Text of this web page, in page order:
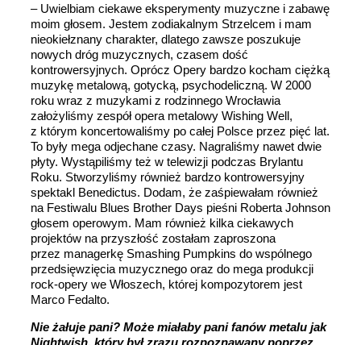
– Uwielbiam ciekawe eksperymenty muzyczne i zabawę
moim głosem. Jestem zodiakalnym Strzelcem i mam
nieokiełznany charakter, dlatego zawsze poszukuje
nowych dróg muzycznych, czasem dość
kontrowersyjnych. Oprócz Opery bardzo kocham ciężką
muzykę metalową, gotycką, psychodeliczną. W 2000
roku wraz z muzykami z rodzinnego Wrocławia
założyliśmy zespół opera metalowy Wishing Well,
z którym koncertowaliśmy po całej Polsce przez pięć lat.
To były mega odjechane czasy. Nagraliśmy nawet dwie
płyty. Wystąpiliśmy też w telewizji podczas Brylantu
Roku. Stworzyliśmy również bardzo kontrowersyjny
spektakl Benedictus. Dodam, że zaśpiewałam również
na Festiwalu Blues Brother Days pieśni Roberta Johnson
głosem operowym. Mam również kilka ciekawych
projektów na przyszłość zostałam zaproszona
przez managerkę Smashing Pumpkins do wspólnego
przedsięwzięcia muzycznego oraz do mega produkcji
rock-opery we Włoszech, której kompozytorem jest
Marco Fedalto.
Nie żałuje pani? Może miałaby pani fanów metalu jak
Nightwish, który był zrazu rozpoznawany poprzez